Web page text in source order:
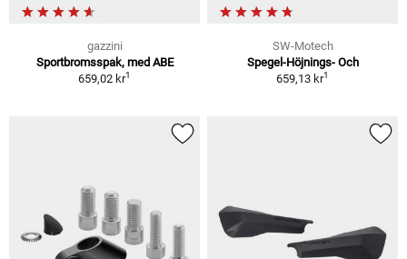
gazzini
Sportbromsspak, med ABE
659,02 kr1
SW-Motech
Spegel-Höjnings- Och
659,13 kr1